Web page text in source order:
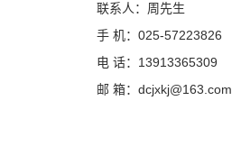
联系人：周先生
手 机：025-57223826
电 话：13913365309
邮 箱：dcjxkj@163.com